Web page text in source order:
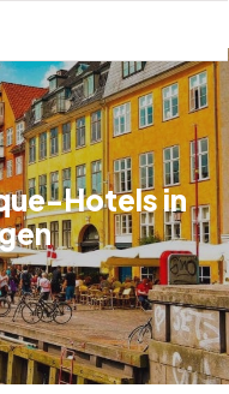
Hotels in